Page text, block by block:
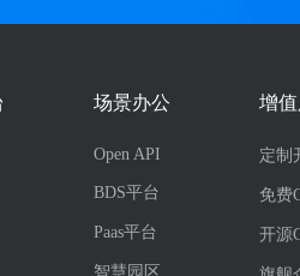
场景办公
Open API
BDS平台
Paas平台
智慧园区
增
定制
免费
开源